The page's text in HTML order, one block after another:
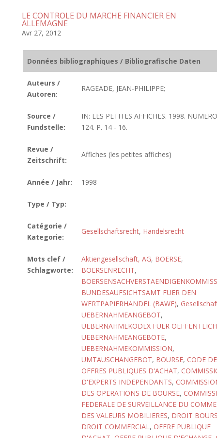
LE CONTROLE DU MARCHE FINANCIER EN
ALLEMAGNE
Avr 27, 2012
Données bibliographiques / Bibliografische Daten
Auteurs /
Autoren:
RAGEADE, JEAN-PHILIPPE;
Source /
Fundstelle:
IN: LES PETITES AFFICHES. 1998. NUMERO
124. P. 14 - 16.
Revue /
Zeitschrift:
Affiches (les petites affiches)
Année / Jahr: 1998
Type / Typ:
Catégorie /
Kategorie:
Gesellschaftsrecht, Handelsrecht
Mots clef /
Schlagworte:
Aktiengesellschaft, AG, BOERSE,
BOERSENRECHT,
BUNDESAUFSICHTSAMT FUER DEN
WERTPAPIERHANDEL (BAWE),
UEBERNAHMEANGEBOT,
UEBERNAHMEKODEX FUER
UEBERNAHMEANGEBOTE,
UEBERNAHMEKOMMISSION,
UMTAUSCHANGEBOT, BOURSE, CODE
OFFRES PUBLIQUES D'ACHAT,
D'EXPERTS INDEPENDANTS,
DES OPERATIONS DE BOURSE,
FEDERALE DE SURVEILLANCE DU
DES VALEURS MOBILIERES, DROIT
DROIT COMMERCIAL, OFFRE PUBLIQUE